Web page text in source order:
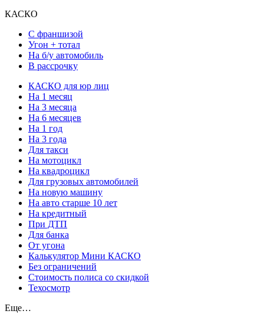
КАСКО
С франшизой
Угон + тотал
На б/у автомобиль
В рассрочку
КАСКО для юр лиц
На 1 месяц
На 3 месяца
На 6 месяцев
На 1 год
На 3 года
Для такси
На мотоцикл
На квадроцикл
Для грузовых автомобилей
На новую машину
На авто старше 10 лет
На кредитный
При ДТП
Для банка
От угона
Калькулятор Мини КАСКО
Без ограничений
Стоимость полиса со скидкой
Техосмотр
Еще…